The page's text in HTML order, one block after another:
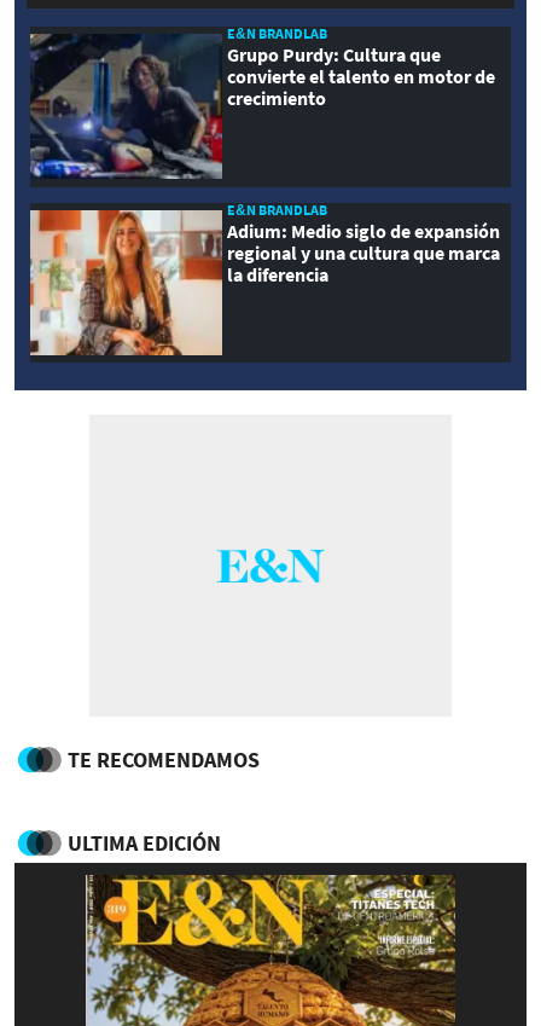
E&N BRANDLAB
Grupo Purdy: Cultura que
convierte el talento en motor de
crecimiento
E&N BRANDLAB
Adium: Medio siglo de expansión
regional y una cultura que marca
la diferencia
TE RECOMENDAMOS
ULTIMA EDICIÓN